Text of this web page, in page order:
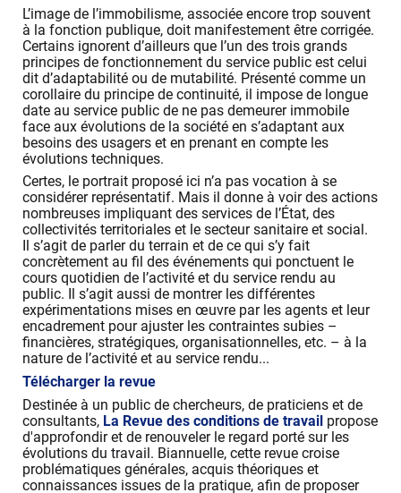
L’image de l’immobilisme, associée encore trop souvent
à la fonction publique, doit manifestement être corrigée.
Certains ignorent d’ailleurs que l’un des trois grands
principes de fonctionnement du service public est celui
dit d’adaptabilité ou de mutabilité. Présenté comme un
corollaire du principe de continuité, il impose de longue
date au service public de ne pas demeurer immobile
face aux évolutions de la société en s’adaptant aux
besoins des usagers et en prenant en compte les
évolutions techniques.
Certes, le portrait proposé ici n’a pas vocation à se
considérer représentatif. Mais il donne à voir des actions
nombreuses impliquant des services de l’État, des
collectivités territoriales et le secteur sanitaire et social.
Il s’agit de parler du terrain et de ce qui s’y fait
concrètement au fil des événements qui ponctuent le
cours quotidien de l’activité et du service rendu au
public. Il s’agit aussi de montrer les différentes
expérimentations mises en œuvre par les agents et leur
encadrement pour ajuster les contraintes subies –
financières, stratégiques, organisationnelles, etc. – à la
nature de l’activité et au service rendu...
Télécharger la revue
Destinée à un public de chercheurs, de praticiens et de
consultants, La Revue des conditions de travail propose
d'approfondir et de renouveler le regard porté sur les
évolutions du travail. Biannuelle, cette revue croise
problématiques générales, acquis théoriques et
connaissances issues de la pratique, afin de proposer